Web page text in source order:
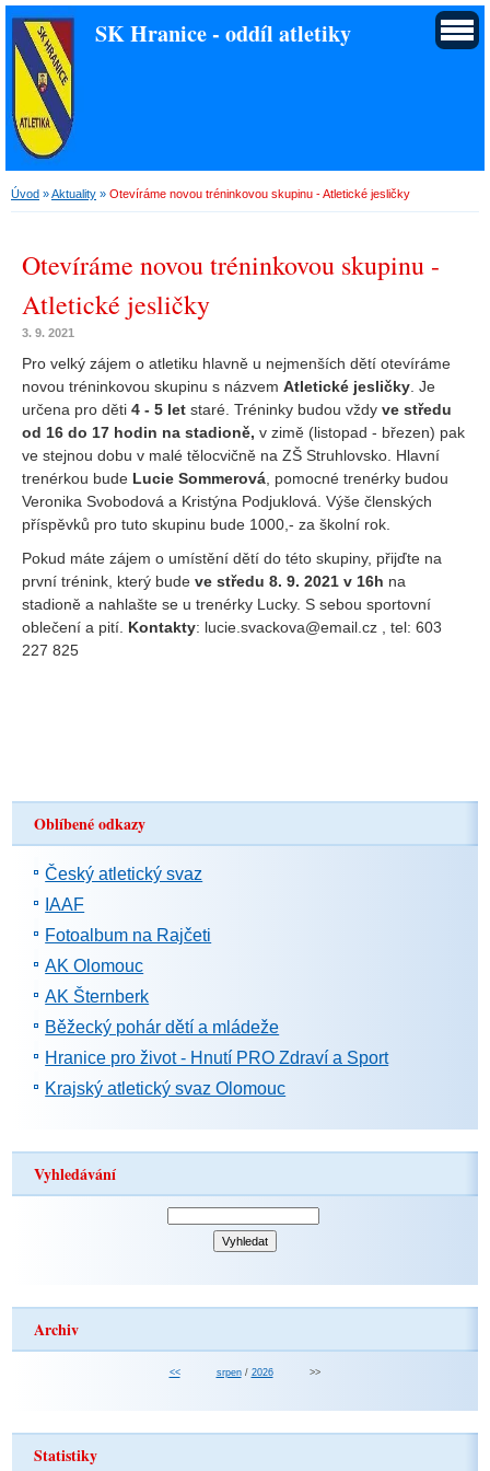
SK Hranice - oddíl atletiky
Úvod »Aktuality » Otevíráme novou tréninkovou skupinu - Atletické jesličky
Otevíráme novou tréninkovou skupinu -
Atletické jesličky
3. 9. 2021
Pro velký zájem o atletiku hlavně u nejmenších dětí otevíráme
novou tréninkovou skupinu s názvem Atletické jesličky . Je
určena pro děti 4 - 5 let staré. Tréninky budou vždy ve středu
od 16 do 17 hodin na stadioně, v zimě (listopad - březen) pak
ve stejnou dobu v malé tělocvičně na ZŠ Struhlovsko. Hlavní
trenérkou bude Lucie Sommerová , pomocné trenérky budou
Veronika Svobodová a Kristýna Podjuklová. Výše členských
příspěvků pro tuto skupinu bude 1000,- za školní rok.
Pokud máte zájem o umístění dětí do této skupiny, přijďte na
první trénink, který bude ve středu 8. 9. 2021 v 16h na
stadioně a nahlašte se u trenérky Lucky. S sebou sportovní
oblečení a pití. Kontakty: lucie.svackova@email.cz , tel: 603
227 825
Oblíbené odkazy
Český atletický svaz
IAAF
Fotoalbum na Rajčeti
AK Olomouc
AK Šternberk
Běžecký pohár dětí a mládeže
Hranice pro život - Hnutí PRO Zdraví a Sport
Krajský atletický svaz Olomouc
Vyhledávání
Archiv
<< srpen/ 2026 >>
Statistiky